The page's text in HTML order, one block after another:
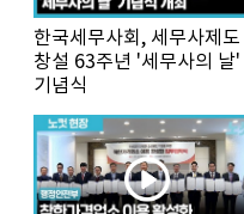
한국세무사회, 세무사제도
창설 63주년 '세무사의 날'
기념식